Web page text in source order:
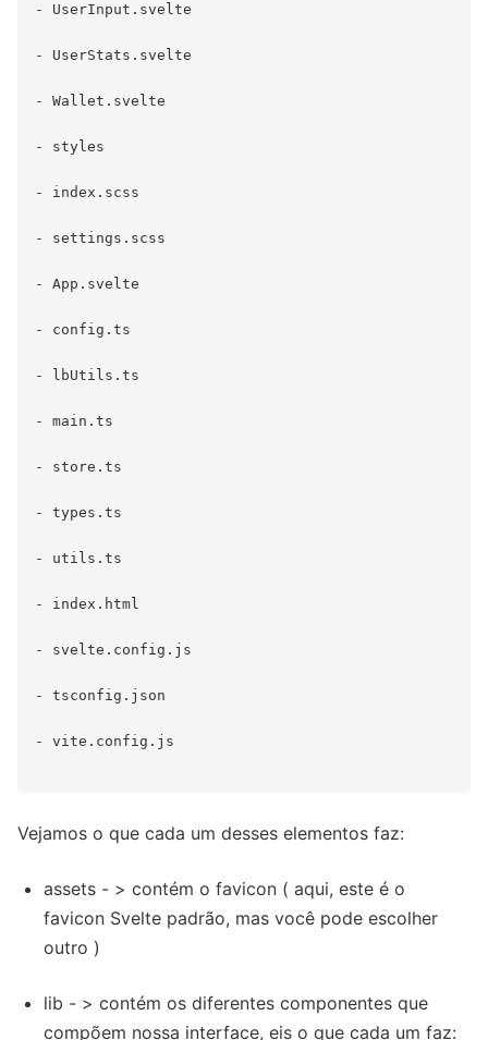
- UserInput.svelte
- UserStats.svelte
- Wallet.svelte
- styles
- index.scss
- settings.scss
- App.svelte
- config.ts
- lbUtils.ts
- main.ts
- store.ts
- types.ts
- utils.ts
- index.html
- svelte.config.js
- tsconfig.json
- vite.config.js
Vejamos o que cada um desses elementos faz:
assets - > contém o favicon ( aqui, este é o
favicon Svelte padrão, mas você pode escolher
outro )
lib - > contém os diferentes componentes que
compõem nossa interface, eis o que cada um faz: